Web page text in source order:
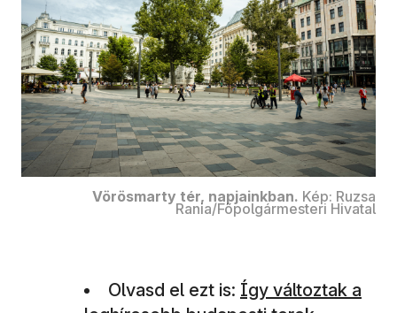
Vörösmarty tér, napjainkban. Kép: Ruzsa
Rania/Főpolgármesteri Hivatal
Olvasd el ezt is: Így változtak a